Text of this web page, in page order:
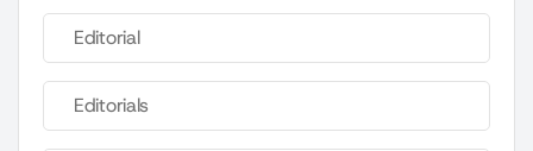
Editorial
Editorials